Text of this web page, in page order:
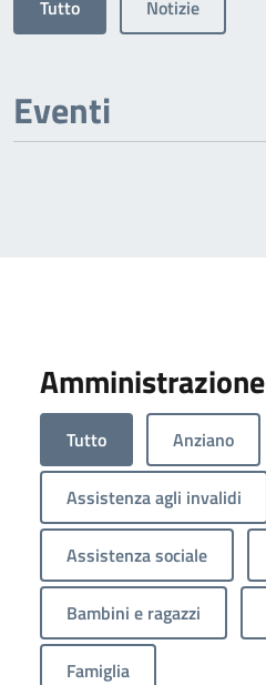
Tutto Notizie
Eventi
Amministrazione
Tutto Anziano
Assistenza agli invalidi
Assistenza sociale
Bambini e ragazzi
Famiglia